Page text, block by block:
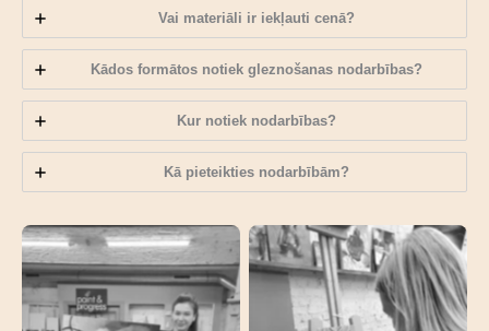
Vai materiāli ir iekļauti cenā?
Kādos formātos notiek gleznošanas nodarbības?
Kur notiek nodarbības?
Kā pieteikties nodarbībām?